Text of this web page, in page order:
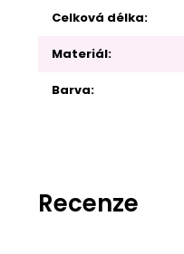
Celková délka
Materiál
Barva
Recenze